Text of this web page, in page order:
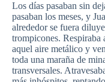
Los días pasaban sin
pasaban los meses, y
alrededor se fuera
trompicones. Respiraba
aquel aire metálico y
toda una maraña de
transversales.